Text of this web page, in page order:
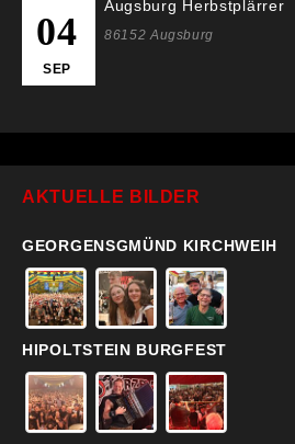
04
SEP
Augsburg Herbstplärrer
86152 Augsburg
AKTUELLE BILDER
GEORGENSGMÜND KIRCHWEIH
HIPOLTSTEIN BURGFEST